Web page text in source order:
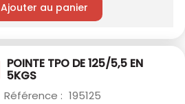
Ajouter au panier
POINTE TPO DE 125/5,5 EN
5KGS
Référence : 195125